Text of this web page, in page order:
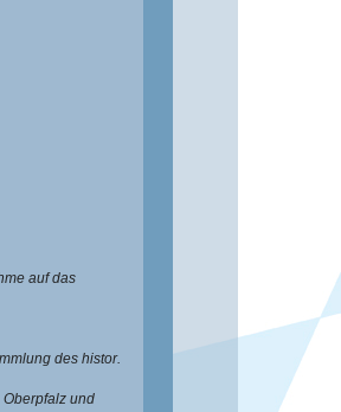
auf das
des histor.
und